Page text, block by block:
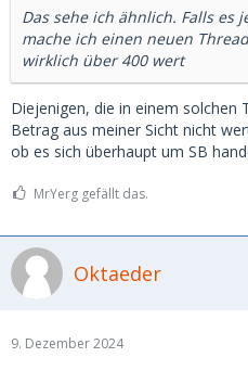
Das sehe ich ähnlich. Falls es
mache ich einen neuen
wirklich über 400 wert
Diejenigen, die in einem solchen
Betrag aus meiner Sicht nicht
ob es sich überhaupt um SB
MrYerg gefällt das.
Oktaeder
9. Dezember 2024